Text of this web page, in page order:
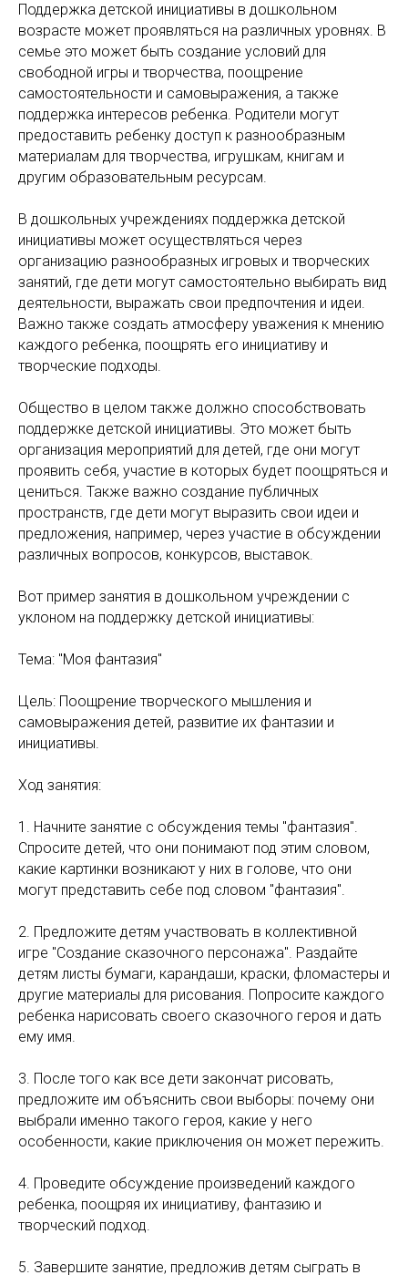
Поддержка детской инициативы в дошкольном
возрасте может проявляться на различных уровнях. В
семье это может быть создание условий для
свободной игры и творчества, поощрение
самостоятельности и самовыражения, а также
поддержка интересов ребенка. Родители могут
предоставить ребенку доступ к разнообразным
материалам для творчества, игрушкам, книгам и
другим образовательным ресурсам.
В дошкольных учреждениях поддержка детской
инициативы может осуществляться через
организацию разнообразных игровых и творческих
занятий, где дети могут самостоятельно выбирать вид
деятельности, выражать свои предпочтения и идеи.
Важно также создать атмосферу уважения к мнению
каждого ребенка, поощрять его инициативу и
творческие подходы.
Общество в целом также должно способствовать
поддержке детской инициативы. Это может быть
организация мероприятий для детей, где они могут
проявить себя, участие в которых будет поощряться и
цениться. Также важно создание публичных
пространств, где дети могут выразить свои идеи и
предложения, например, через участие в обсуждении
различных вопросов, конкурсов, выставок.
Вот пример занятия в дошкольном учреждении с
уклоном на поддержку детской инициативы:
Тема: "Моя фантазия"
Цель: Поощрение творческого мышления и
самовыражения детей, развитие их фантазии и
инициативы.
Ход занятия:
1. Начните занятие с обсуждения темы "фантазия".
Спросите детей, что они понимают под этим словом,
какие картинки возникают у них в голове, что они
могут представить себе под словом "фантазия".
2. Предложите детям участвовать в коллективной
игре "Создание сказочного персонажа". Раздайте
детям листы бумаги, карандаши, краски, фломастеры и
другие материалы для рисования. Попросите каждого
ребенка нарисовать своего сказочного героя и дать
ему имя.
3. После того как все дети закончат рисовать,
предложите им объяснить свои выборы: почему они
выбрали именно такого героя, какие у него
особенности, какие приключения он может пережить.
4. Проведите обсуждение произведений каждого
ребенка, поощряя их инициативу, фантазию и
творческий подход.
5. Завершите занятие, предложив детям сыграть в